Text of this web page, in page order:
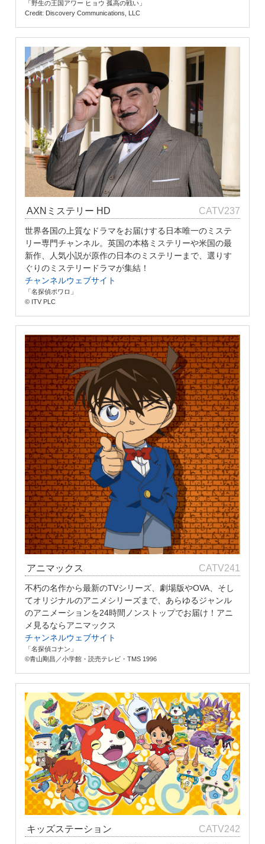
「野生の王国アワー ヒョウ 孤高の戦い」
Credit: Discovery Communications, LLC
AXNミステリー HD CATV237
世界各国の上質なドラマをお届けする日本唯一のミステ
リー専門チャンネル。英国の本格ミステリーや米国の最
新作、人気小説が原作の日本のミステリーまで、選りす
ぐりのミステリードラマが集結！
チャンネルウェブサイト
「名探偵ポワロ」
© ITV PLC
アニマックス CATV241
不朽の名作から最新のTVシリーズ、劇場版やOVA、そし
てオリジナルのアニメシリーズまで、あらゆるジャンル
のアニメーションを24時間ノンストップでお届け！アニ
メ見るならアニマックス
チャンネルウェブサイト
「名探偵コナン」
©青山剛昌／小学館・読売テレビ・TMS 1996
キッズステーション CATV242